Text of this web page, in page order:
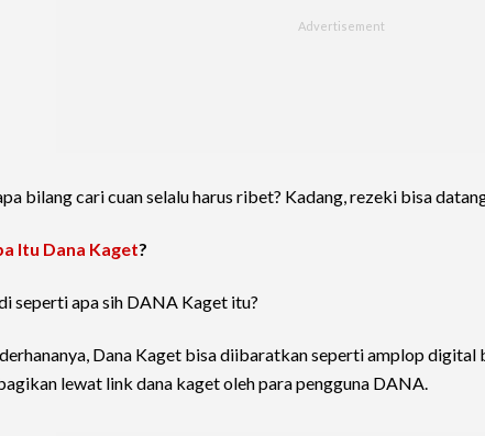
bilang cari cuan selalu harus ribet? Kadang, rezeki bisa
Itu Dana Kaget?
seperti apa sih DANA Kaget itu?
Dana Kaget bisa diibaratkan seperti amplop digital
lewat link dana kaget oleh para pengguna DANA.